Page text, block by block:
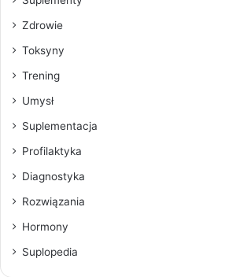
Zdrowie
Toksyny
Trening
Umysł
Suplementacja
Profilaktyka
Diagnostyka
Rozwiązania
Hormony
Suplopedia